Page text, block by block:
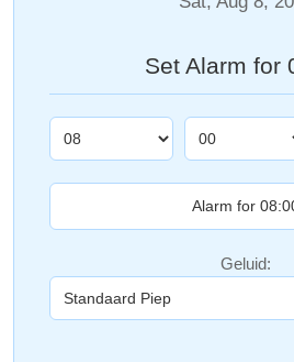
Set Alarm for
Geluid: